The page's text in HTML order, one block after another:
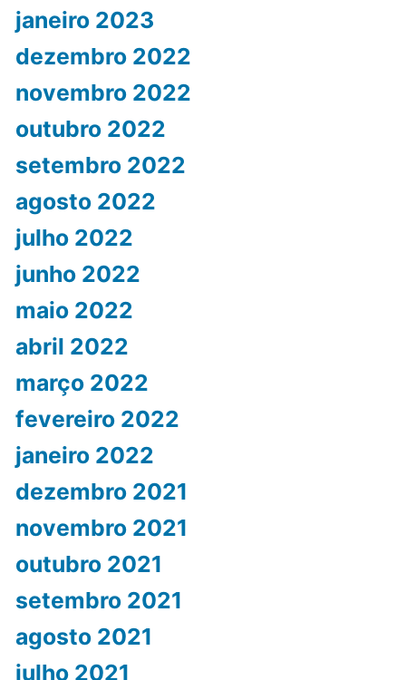
janeiro 2023
dezembro 2022
novembro 2022
outubro 2022
setembro 2022
agosto 2022
julho 2022
junho 2022
maio 2022
abril 2022
março 2022
fevereiro 2022
janeiro 2022
dezembro 2021
novembro 2021
outubro 2021
setembro 2021
agosto 2021
julho 2021